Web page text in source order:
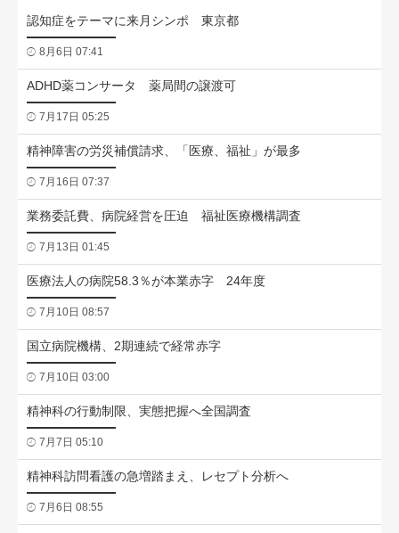
認知症をテーマに来月シンポ 東京都
8月6日 07:41
ADHD薬コンサータ 薬局間の譲渡可
7月17日 05:25
精神障害の労災補償請求、「医療、福祉」が最多
7月16日 07:37
業務委託費、病院経営を圧迫 福祉医療機構調査
7月13日 01:45
医療法人の病院58.3％が本業赤字 24年度
7月10日 08:57
国立病院機構、2期連続で経常赤字
7月10日 03:00
精神科の行動制限、実態把握へ全国調査
7月7日 05:10
精神科訪問看護の急増踏まえ、レセプト分析へ
7月6日 08:55